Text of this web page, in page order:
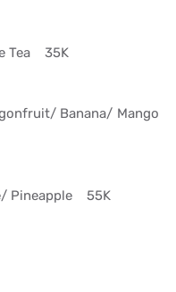
Tea 35K
Banana/ Mango
Pineapple 55K